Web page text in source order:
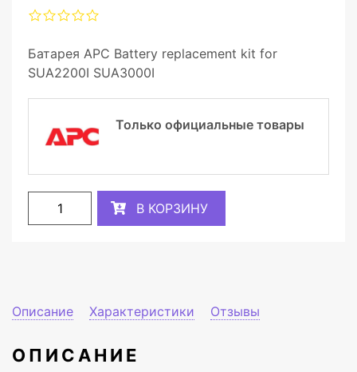
Батарея APC Battery replacement kit for
SUA2200I SUA3000I
Только официальные товары
В КОРЗИНУ
Описание Характеристики Отзывы
ОПИСАНИЕ